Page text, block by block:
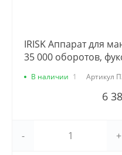
IRISK Аппарат для
35 000 оборотов,
В наличии 1 Артикул
6
- +